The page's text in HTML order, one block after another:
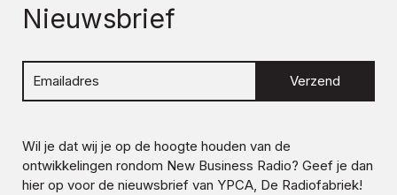
Nieuwsbrief
Verzend
Wil je dat wij je op de hoogte houden van de
ontwikkelingen rondom New Business Radio? Geef je dan
hier op voor de nieuwsbrief van YPCA, De Radiofabriek!